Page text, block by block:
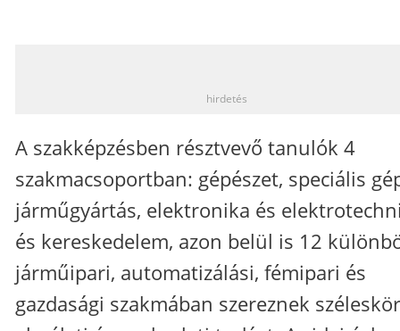
hirdetés
A szakképzésben résztvevő tanulók 4
szakmacsoportban: gépészet, speciális
járműgyártás, elektronika és
és kereskedelem, azon belül is 12
járműipari, automatizálási, fémipari és
gazdasági szakmában szereznek